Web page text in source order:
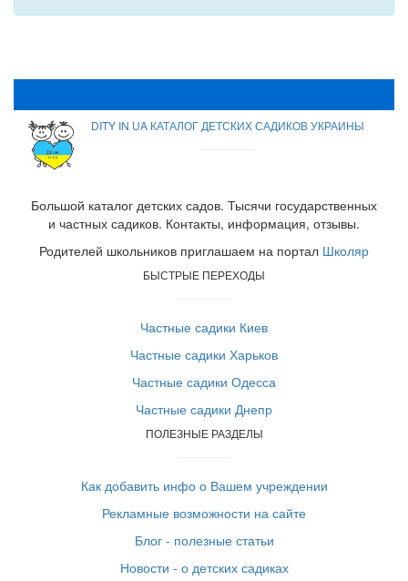
DITY IN UA КАТАЛОГ ДЕТСКИХ САДИКОВ УКРАИНЫ
Большой каталог детских садов. Тысячи государственных
и частных садиков. Контакты, информация, отзывы.
Родителей школьников приглашаем на портал Школяр
БЫСТРЫЕ ПЕРЕХОДЫ
Частные садики Киев
Частные садики Харьков
Частные садики Одесса
Частные садики Днепр
ПОЛЕЗНЫЕ РАЗДЕЛЫ
Как добавить инфо о Вашем учреждении
Рекламные возможности на сайте
Блог - полезные статьи
Новости - о детских садиках